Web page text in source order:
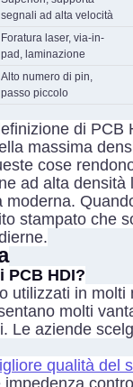
segnali ad alta velocità
Foratura laser, via-in-
pad, laminazione
Alto numero di pin,
passo piccolo
di PCB
massima
cose
ad alta densità
moderna.
stampato che
PCB HDI?
utilizzati in molti
molti
Le aziende
qualità del
impedenza